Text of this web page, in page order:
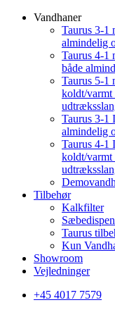
Vandhaner
Taurus 3-1
almindelig
Taurus 4-1
både
Taurus 5-1
koldt/varmt
Taurus 3-1
almindelig
Taurus 4-1
koldt/varmt
Tilbehør
Kalkfilter
Taurus
Kun
Showroom
Vejledninger
+45 4017 7579